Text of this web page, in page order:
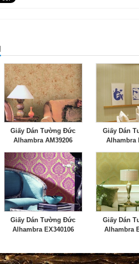
Giấy Dán Tường Đức
Alhambra AM39206
Giấy Dán
Alhambra
Giấy Dán Tường Đức
Alhambra EX340106
Giấy Dán
Alhambra